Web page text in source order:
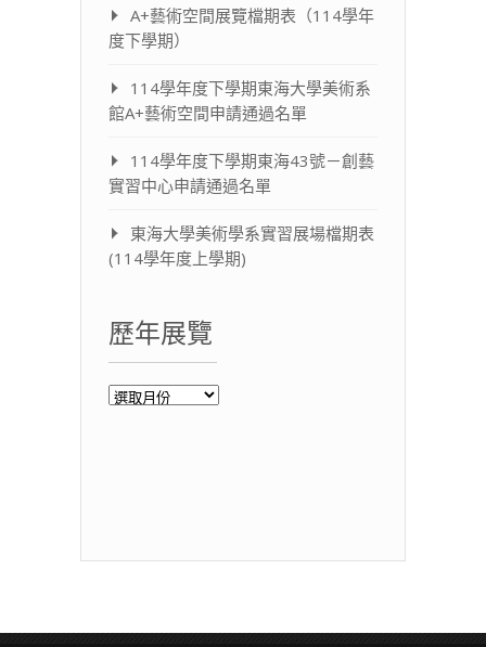
A+藝術空間展覽檔期表（114學年
度下學期）
114學年度下學期東海大學美術系
館A+藝術空間申請通過名單
114學年度下學期東海43號－創藝
實習中心申請通過名單
東海大學美術學系實習展場檔期表
(114學年度上學期)
歷年展覽
歷